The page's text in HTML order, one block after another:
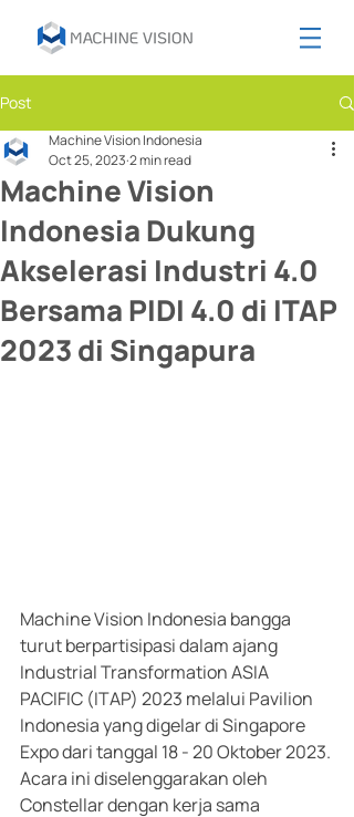
Post
Machine Vision
Indonesia Dukung
Akselerasi Industri 4.0
Bersama PIDI 4.0 di ITAP
2023 di Singapura
Machine Vision Indonesia
Oct 25, 2023 2 min read
Machine Vision Indonesia bangga
turut berpartisipasi dalam ajang
Industrial Transformation ASIA
PACIFIC (ITAP) 2023 melalui Pavilion
Indonesia yang digelar di Singapore
Expo dari tanggal 18 - 20 Oktober 2023.
Acara ini diselenggarakan oleh
Constellar dengan kerja sama